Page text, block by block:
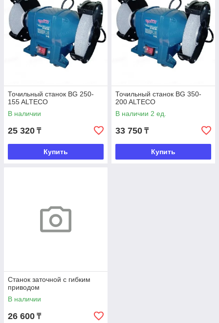
Точильный станок BG 250-
155 ALTECO
В наличии
25 320 ₸
Купить
Точильный станок BG 350-
200 ALTECO
В наличии 2 ед.
33 750 ₸
Купить
Станок заточной с гибким
приводом
В наличии
26 600 ₸